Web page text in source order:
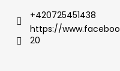
+420725451438
https://
20